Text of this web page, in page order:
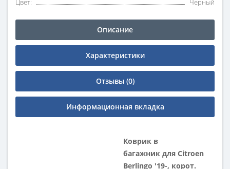
Цвет: Черный
Описание
Характеристики
Отзывы (0)
Информационная вкладка
Коврик в
багажник для Citroen
Berlingo '19-, корот.